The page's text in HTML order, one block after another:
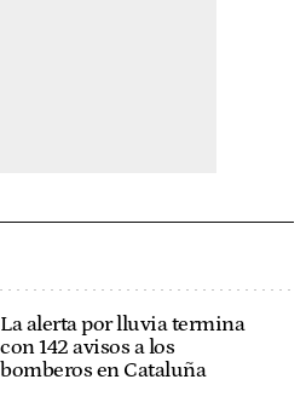
La alerta por lluvia termina
con 142 avisos a los
bomberos en Cataluña